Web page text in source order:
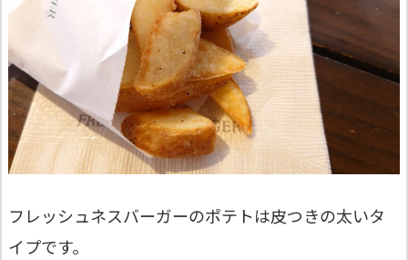
フレッシュネスバーガーのポテトは皮つきの太いタ
イプです。